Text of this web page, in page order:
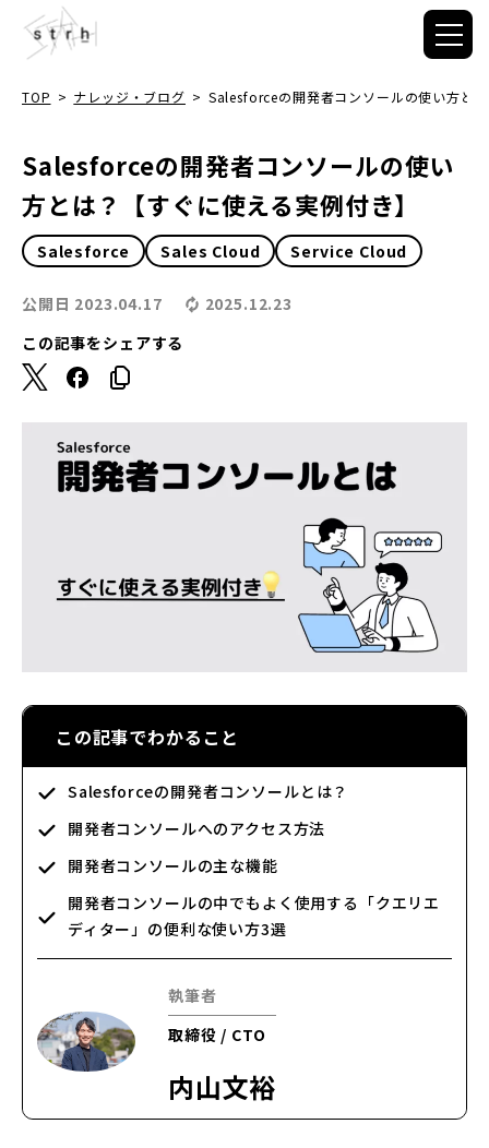
TOP > ナレッジ・ブログ > Salesforceの開発者コンソールの使い方と
Salesforceの開発者コンソールの使い
方とは？【すぐに使える実例付き】
Salesforce Sales Cloud Service Cloud
公開日 2023.04.17
2025.12.23
この記事をシェアする
この記事でわかること
Salesforceの開発者コンソールとは？
開発者コンソールへのアクセス方法
開発者コンソールの主な機能
開発者コンソールの中でもよく使用する「クエリエ
ディター」の便利な使い方3選
執筆者
取締役 / CTO
内山文裕